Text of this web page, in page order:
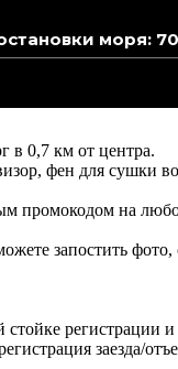
моря:
в 0,7 км от центра.
фен для сушки
промокодом на
запостить
регистрации
заезда/